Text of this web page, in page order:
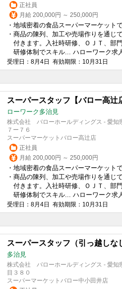
正社員
月給 200,000円 ～ 250,000円
・地域密着の食品スーパーマーケット
・商品の陳列、加工や売場作りを通じ
付きます。入社時研修、ＯＪＴ、部
研修体制でスキル... ハローワーク求
受理日：8月4日 有効期限：10月31日
スーパースタッフ【バロー高
ローワーク多治見
株式会社 バローホールディングス - 愛知
７ー７６
スーパーマーケットバロー高辻店
正社員
月給 200,000円 ～ 250,000円
・地域密着の食品スーパーマーケット
・商品の陳列、加工や売場作りを通じ
付きます。入社時研修、ＯＪＴ、部
研修体制でスキル... ハローワーク求
受理日：8月4日 有効期限：10月31日
スーパースタッフ（引っ越しな
多治見
株式会社 バローホールディングス - 愛知
目３８０
スーパーマーケットバロー中小田井店